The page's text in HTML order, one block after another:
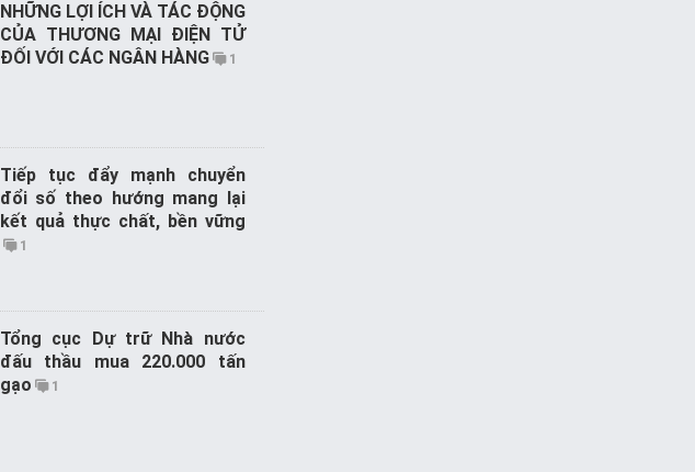
NHỮNG LỢI ÍCH VÀ TÁC ĐỘNG
CỦA THƯƠNG MẠI ĐIỆN TỬ
ĐỐI VỚI CÁC NGÂN HÀNG
1
Tiếp tục đẩy mạnh chuyển
đổi số theo hướng mang lại
kết quả thực chất, bền vững
1
Tổng cục Dự trữ Nhà nước
đấu thầu mua 220.000 tấn
gạo
1